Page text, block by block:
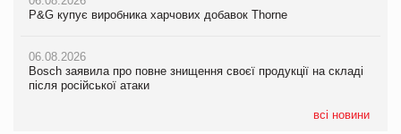
P&G купує виробника харчових добавок Thorne
06.08.2026
Bosch заявила про повне знищення своєї продукції на складі
після російської атаки
всі новини
P&G купує виробника харчових добавок Thorne
06.08.2026
Bosch заявила про повне знищення своєї продукції на складі
після російської атаки
P&G купує виробника харчових добавок Thorne
06.08.2026
Bosch заявила про повне знищення своєї продукції на складі
після російської атаки